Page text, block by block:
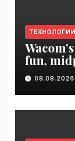
ТЕХНОЛОГИИ
fun,
digital
08.08.2026